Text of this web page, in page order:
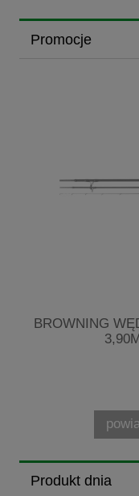
Promocje
BROWNING
Produkt dnia